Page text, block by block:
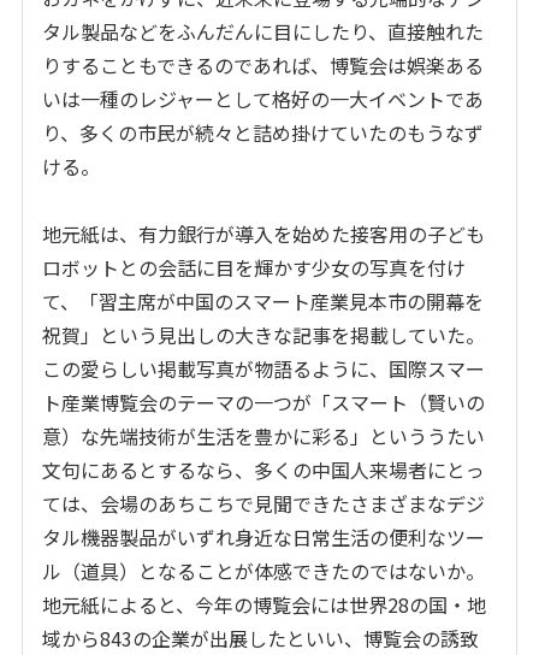
タル製品などをふんだんに目にしたり、直接触れた
りすることもできるのであれば、博覧会は娯楽ある
いは一種のレジャーとして格好の一大イベントであ
り、多くの市民が続々と詰め掛けていたのもうなず
ける。
地元紙は、有力銀行が導入を始めた接客用の子ども
ロボットとの会話に目を輝かす少女の写真を付け
て、「習主席が中国のスマート産業見本市の開幕を
祝賀」という見出しの大きな記事を掲載していた。
この愛らしい掲載写真が物語るように、国際スマー
ト産業博覧会のテーマの一つが「スマート（賢いの
意）な先端技術が生活を豊かに彩る」といううたい
文句にあるとするなら、多くの中国人来場者にとっ
ては、会場のあちこちで見聞できたさまざまなデジ
タル機器製品がいずれ身近な日常生活の便利なツー
ル（道具）となることが体感できたのではないか。
地元紙によると、今年の博覧会には世界28の国・地
域から843の企業が出展したといい、博覧会の誘致